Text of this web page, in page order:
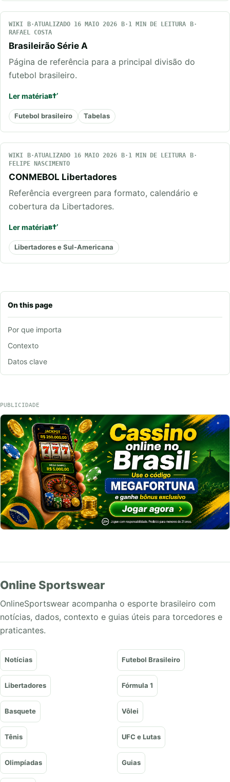
On this page
Por que importa
Contexto
Datos clave
WIKI ATUALIZADO 16 MAIO 2026
1 MIN DE LEITURA
RAFAEL COSTA
Brasileirão Série A
Página de referência para a principal divisão do
futebol brasileiro.
Ler matéria
Futebol brasileiro Tabelas
WIKI ATUALIZADO 16 MAIO 2026
1 MIN DE LEITURA
FELIPE NASCIMENTO
CONMEBOL Libertadores
Referência evergreen para formato, calendário e
cobertura da Libertadores.
Ler matéria
Libertadores e Sul-Americana
PUBLICIDADE
Online Sportswear
OnlineSportswear acompanha o esporte brasileiro com
notícias, dados, contexto e guias úteis para torcedores e
praticantes.
Notícias Futebol Brasileiro
Libertadores Fórmula 1
Basquete Vôlei
Tênis UFC e Lutas
Olimpíadas Guias